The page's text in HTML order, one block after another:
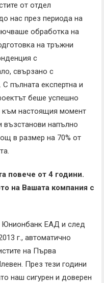
от отдел
нас през периода на
обработка на
на тръжни
с
свързано с
пълната експертна и
беше успешно
към настоящия момент
възстанови напълно
в размер на 70% от
повече от 4 години.
на Вашата компания с
ЕАД и след
г., автоматично
на Първа
През тези години
наш сигурен и доверен